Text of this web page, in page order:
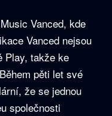
Vanced, kde
Vanced nejsou
Play, takže ke
pěti let své
že se jednou
společnosti